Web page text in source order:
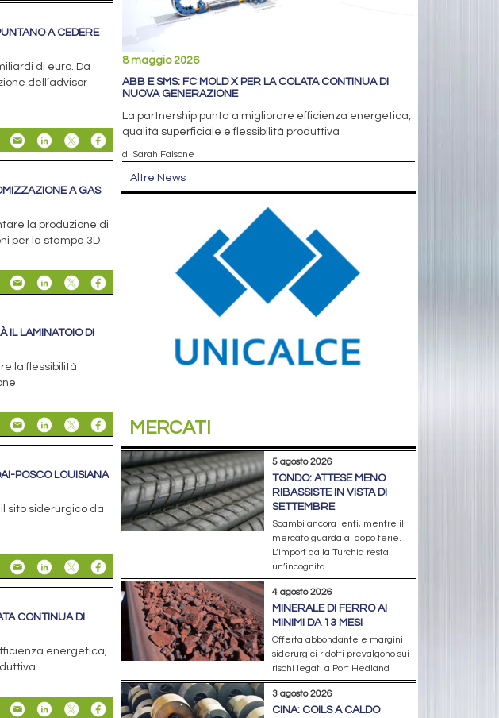
A CEDERE
di euro. Da
dell’advisor
A GAS
la produzione di
per la stampa 3D
IL LAMINATOIO DI
la flessibilità
POSCO LOUISIANA
sito siderurgico da
CONTINUA DI
energetica,
8 maggio 2026
ABB E SMS: FC MOLD X PER LA COLATA CONTINUA DI
NUOVA GENERAZIONE
La partnership punta a migliorare efficienza energetica,
qualità superficiale e flessibilità produttiva
di Sarah Falsone
Altre News
MERCATI
5 agosto 2026
TONDO: ATTESE MENO
RIBASSISTE IN VISTA DI
SETTEMBRE
Scambi ancora lenti, mentre il
mercato guarda al dopo ferie.
L’import dalla Turchia resta
un’incognita
4 agosto 2026
MINERALE DI FERRO AI
MINIMI DA 13 MESI
Offerta abbondante e margini
siderurgici ridotti prevalgono sui
rischi legati a Port Hedland
3 agosto 2026
CINA: COILS A CALDO